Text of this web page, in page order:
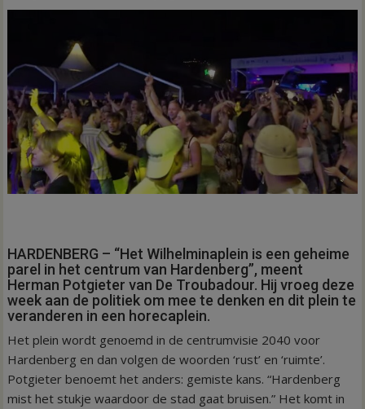
HARDENBERG – “Het Wilhelminaplein is een geheime
parel in het centrum van Hardenberg”, meent
Herman Potgieter van De Troubadour. Hij vroeg deze
week aan de politiek om mee te denken en dit plein te
veranderen in een horecaplein.
Het plein wordt genoemd in de centrumvisie 2040 voor
Hardenberg en dan volgen de woorden ‘rust’ en ‘ruimte’.
Potgieter benoemt het anders: gemiste kans. “Hardenberg
mist het stukje waardoor de stad gaat bruisen.” Het komt in